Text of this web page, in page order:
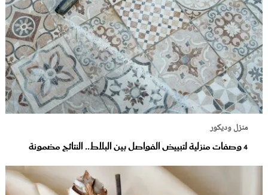
منزل وديكور
4 وصفات منزلية لتبييض الفواصل بين البلاط.. النتائج مضمونة